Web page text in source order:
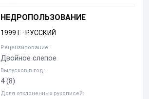
НЕДРОПОЛЬЗОВАНИЕ
1999 Г.· РУССКИЙ
Рецензирование:
Двойное слепое
Выпусков в год:
4(8)
Доля отклоненных рукописей: